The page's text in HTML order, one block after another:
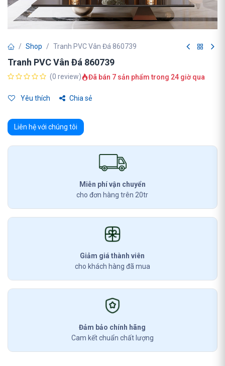
Shop Tranh PVC Vân Đá 860739
Tranh PVC Vân Đá 860739
(0 review) Đã bán 7 sản phẩm trong 24 giờ qua
Yêu thích Chia sẻ
Liên hệ với chúng tôi
Miễn phí vận chuyển
cho đơn hàng trên 20tr
Giảm giá thành viên
cho khách hàng đã mua
Đảm bảo chính hãng
Cam kết chuẩn chất lượng